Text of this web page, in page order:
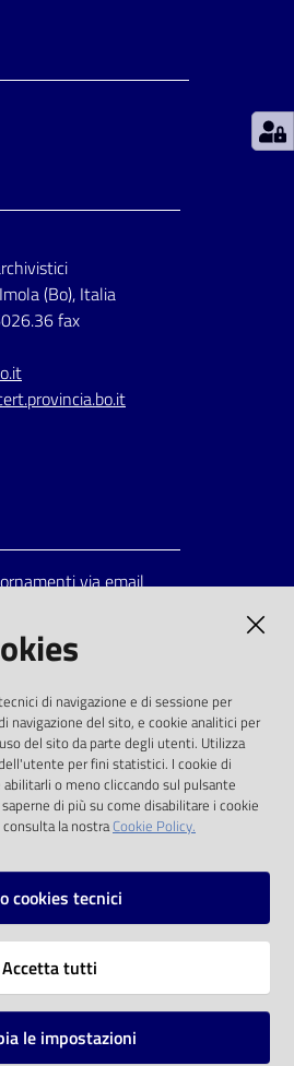
(Bo), Italia
fax
via email
dalla direttiva
e dal d.lgs. 36/2006
di navigazione e di sessione per
navigazione del sito, e cookie analitici per
del sito da parte degli utenti. Utilizza
per fini statistici. I cookie di
o meno cliccando sul pulsante
di più su come disabilitare i cookie
la nostraCookie Policy.
cookies tecnici
Accetta tutti
le impostazioni